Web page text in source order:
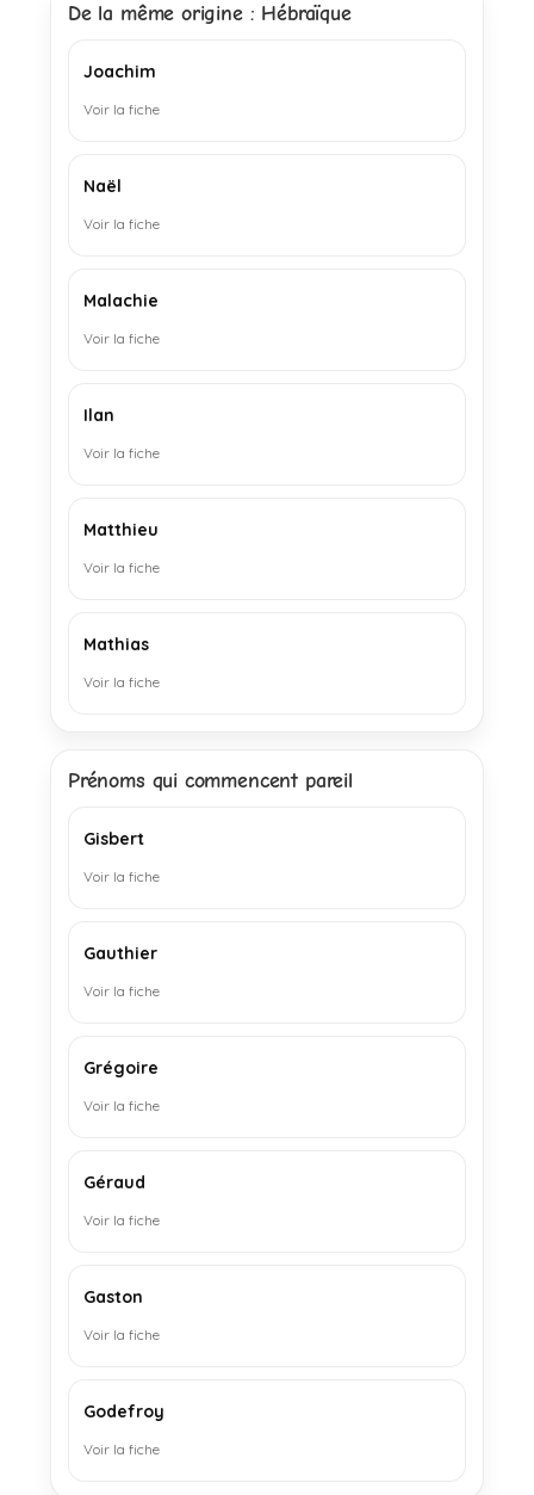
De la même origine : Hébraïque
Joachim
Voir la fiche
Naël
Voir la fiche
Malachie
Voir la fiche
Ilan
Voir la fiche
Matthieu
Voir la fiche
Mathias
Voir la fiche
Prénoms qui commencent pareil
Gisbert
Voir la fiche
Gauthier
Voir la fiche
Grégoire
Voir la fiche
Géraud
Voir la fiche
Gaston
Voir la fiche
Godefroy
Voir la fiche